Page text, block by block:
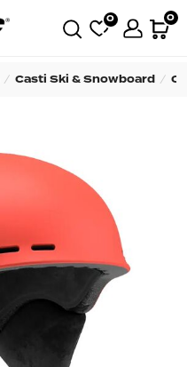
0 0
Casti Ski & Snowboard